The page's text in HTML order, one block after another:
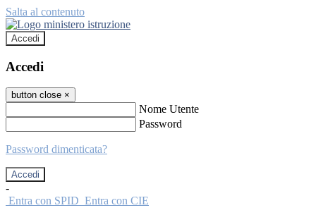
Salta al contenuto
Accedi
Accedi
button close ×
Nome Utente
Password
Password dimenticata?
-
Entra con SPID Entra con CIE